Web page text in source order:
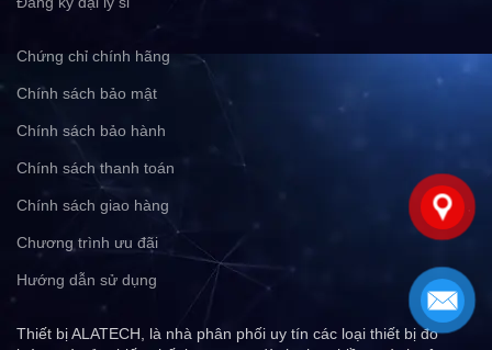
Chứng chỉ chính hãng
Chính sách bảo mật
Chính sách bảo hành
Chính sách thanh toán
Chính sách giao hàng
Chương trình ưu đãi
Hướng dẫn sử dụng
Thiết bị ALATECH, là nhà phân phối uy tín các loại thiết bị đo